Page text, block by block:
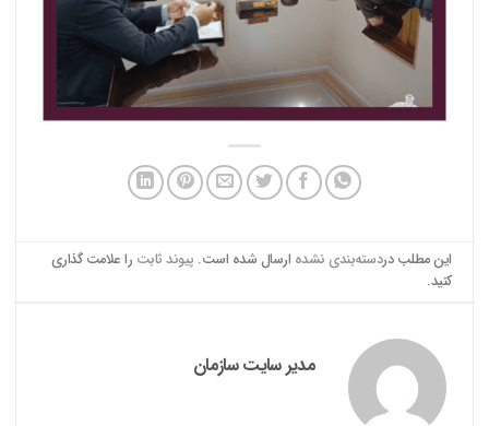
این مطلب دردسته‌بندی نشده ارسال شده است. پیوند ثابت را علامت گذاری
کنید.
مدیر سایت سازمان